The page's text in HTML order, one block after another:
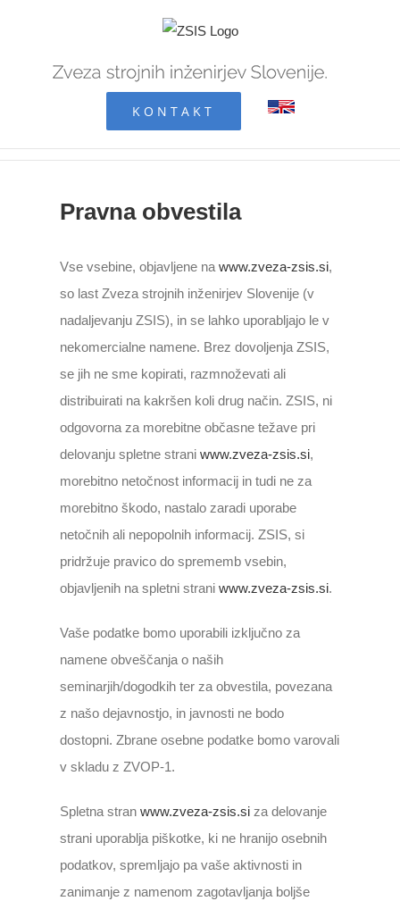
KONTAKT
Pravna obvestila
Vse vsebine, objavljene nawww.zveza-zsis.si,
so last Zveza strojnih inženirjev Slovenije (v
nadaljevanju ZSIS), in se lahko uporabljajo le v
nekomercialne namene. Brez dovoljenja ZSIS,
se jih ne sme kopirati, razmnoževati ali
distribuirati na kakršen koli drug način. ZSIS, ni
odgovorna za morebitne občasne težave pri
delovanju spletne straniwww.zveza-zsis.si,
morebitno netočnost informacij in tudi ne za
morebitno škodo, nastalo zaradi uporabe
netočnih ali nepopolnih informacij. ZSIS, si
pridržuje pravico do sprememb vsebin,
objavljenih na spletni straniwww.zveza-zsis.si.
Vaše podatke bomo uporabili izključno za
namene obveščanja o naših
seminarjih/dogodkih ter za obvestila, povezana
z našo dejavnostjo, in javnosti ne bodo
dostopni. Zbrane osebne podatke bomo varovali
v skladu z ZVOP-1.
Spletna stranwww.zveza-zsis.si za delovanje
strani uporablja piškotke, ki ne hranijo osebnih
podatkov, spremljajo pa vaše aktivnosti in
zanimanje z namenom zagotavljanja boljše